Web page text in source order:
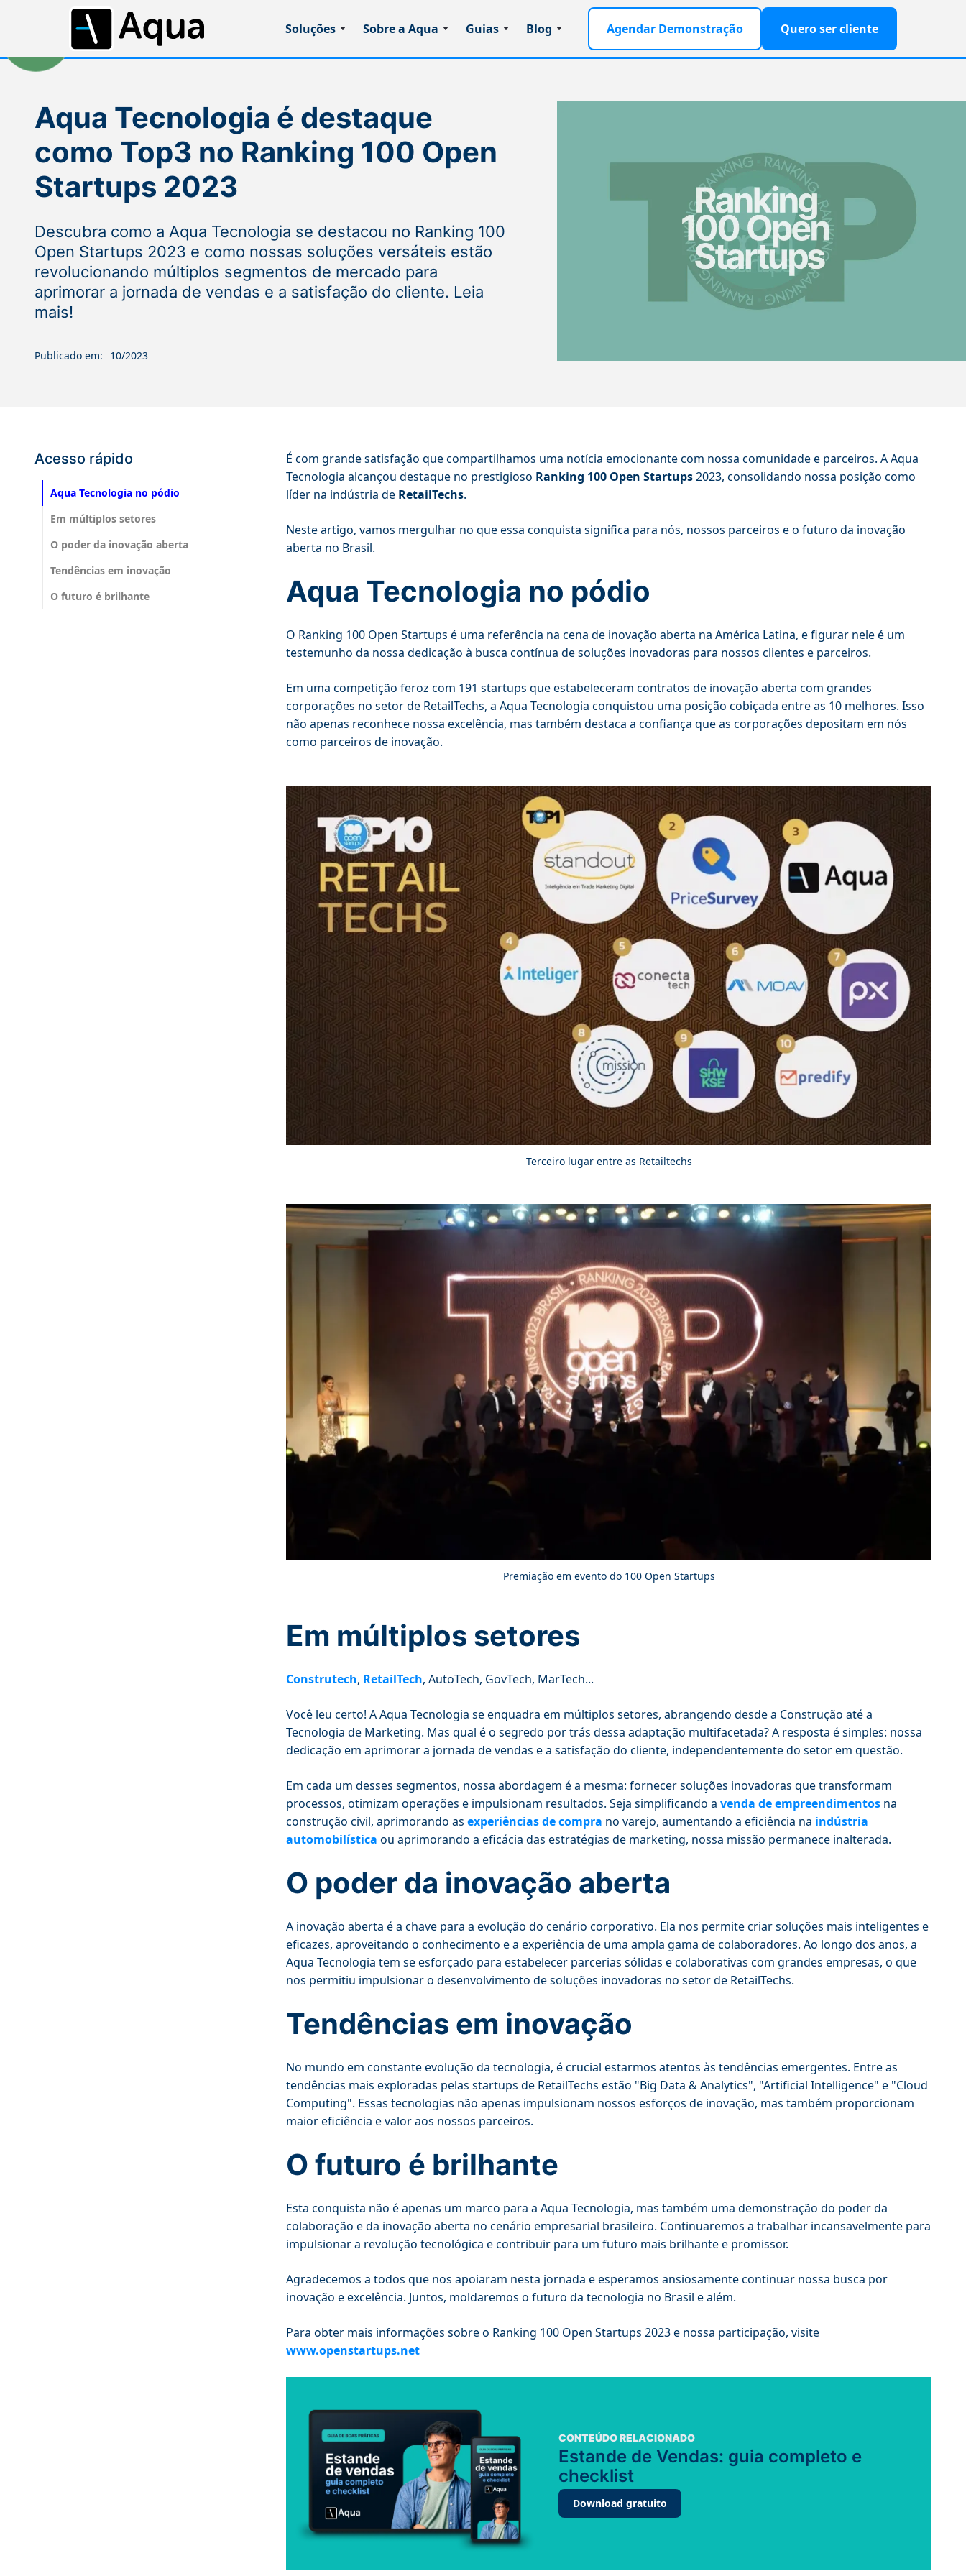
Soluções Sobre a Aqua Guias Blog Agendar Demonstração Quero ser cliente
Aqua Tecnologia é destaque
como Top3 no Ranking 100 Open
Startups 2023
Descubra como a Aqua Tecnologia se destacou no Ranking 100
Open Startups 2023 e como nossas soluções versáteis estão
revolucionando múltiplos segmentos de mercado para
aprimorar a jornada de vendas e a satisfação do cliente. Leia
mais!
Publicado em: 10/2023
Acesso rápido
Aqua Tecnologia no pódio
Em múltiplos setores
O poder da inovação aberta
Tendências em inovação
O futuro é brilhante
É com grande satisfação que compartilhamos uma notícia emocionante com nossa comunidade e parceiros. A Aqua
Tecnologia alcançou destaque no prestigioso Ranking 100 Open Startups2023, consolidando nossa posição como
líder na indústria de RetailTechs.
Neste artigo, vamos mergulhar no que essa conquista significa para nós, nossos parceiros e o futuro da inovação
aberta no Brasil.
Aqua Tecnologia no pódio
O Ranking 100 Open Startups é uma referência na cena de inovação aberta na América Latina, e figurar nele é um
testemunho da nossa dedicação à busca contínua de soluções inovadoras para nossos clientes e parceiros.
Em uma competição feroz com 191 startups que estabeleceram contratos de inovação aberta com grandes
corporações no setor de RetailTechs, a Aqua Tecnologia conquistou uma posição cobiçada entre as 10 melhores. Isso
não apenas reconhece nossa excelência, mas também destaca a confiança que as corporações depositam em nós
como parceiros de inovação.
Terceiro lugar entre as Retailtechs
Premiação em evento do 100 Open Startups
Em múltiplos setores
Construtech, RetailTech, AutoTech, GovTech, MarTech...
Você leu certo! A Aqua Tecnologia se enquadra em múltiplos setores, abrangendo desde a Construção até a
Tecnologia de Marketing. Mas qual é o segredo por trás dessa adaptação multifacetada? A resposta é simples: nossa
dedicação em aprimorar a jornada de vendas e a satisfação do cliente, independentemente do setor em questão.
Em cada um desses segmentos, nossa abordagem é a mesma: fornecer soluções inovadoras que transformam
processos, otimizam operações e impulsionam resultados. Seja simplificando a venda de empreendimentos na
construção civil, aprimorando as experiências de compra no varejo, aumentando a eficiência na indústria
automobilística ou aprimorando a eficácia das estratégias de marketing, nossa missão permanece inalterada.
O poder da inovação aberta
A inovação aberta é a chave para a evolução do cenário corporativo. Ela nos permite criar soluções mais inteligentes e
eficazes, aproveitando o conhecimento e a experiência de uma ampla gama de colaboradores. Ao longo dos anos, a
Aqua Tecnologia tem se esforçado para estabelecer parcerias sólidas e colaborativas com grandes empresas, o que
nos permitiu impulsionar o desenvolvimento de soluções inovadoras no setor de RetailTechs.
Tendências em inovação
No mundo em constante evolução da tecnologia, é crucial estarmos atentos às tendências emergentes. Entre as
tendências mais exploradas pelas startups de RetailTechs estão "Big Data & Analytics", "Artificial Intelligence" e "Cloud
Computing". Essas tecnologias não apenas impulsionam nossos esforços de inovação, mas também proporcionam
maior eficiência e valor aos nossos parceiros.
O futuro é brilhante
Esta conquista não é apenas um marco para a Aqua Tecnologia, mas também uma demonstração do poder da
colaboração e da inovação aberta no cenário empresarial brasileiro. Continuaremos a trabalhar incansavelmente para
impulsionar a revolução tecnológica e contribuir para um futuro mais brilhante e promissor.
Agradecemos a todos que nos apoiaram nesta jornada e esperamos ansiosamente continuar nossa busca por
inovação e excelência. Juntos, moldaremos o futuro da tecnologia no Brasil e além.
Para obter mais informações sobre o Ranking 100 Open Startups 2023 e nossa participação, visite
www.openstartups.net
CONTEÚDO RELACIONADO
Estande de Vendas: guia completo e
checklist
Download gratuito